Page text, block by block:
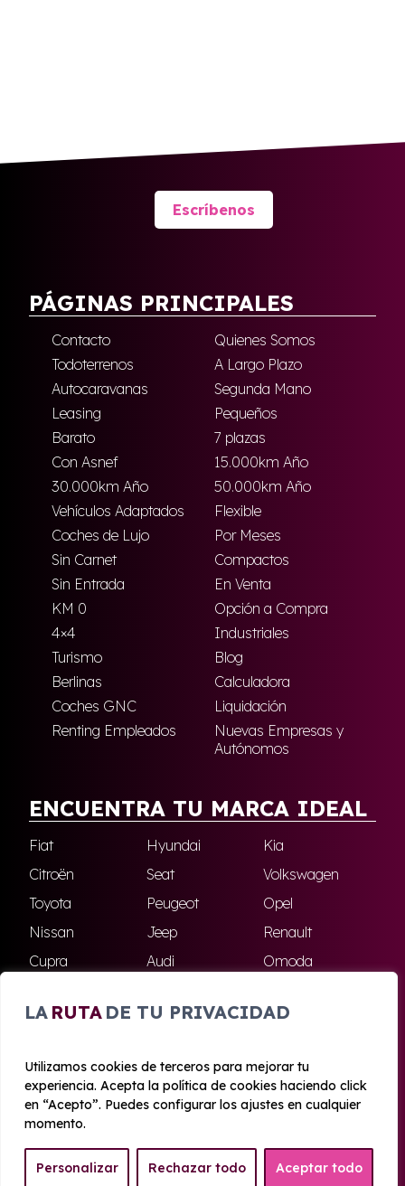
LA RUTA DE TU PRIVACIDAD
Utilizamos cookies de terceros para mejorar tu
experiencia. Acepta la política de cookies haciendo click
en “Acepto”. Puedes configurar los ajustes en cualquier
momento.
Personalizar Rechazar todo Aceptar todo
Escríbenos
PÁGINAS PRINCIPALES
Contacto
Quienes Somos
Todoterrenos
A Largo Plazo
Autocaravanas
Segunda Mano
Leasing
Pequeños
Barato
7 plazas
Con Asnef
15.000km Año
30.000km Año
50.000km Año
Vehículos Adaptados
Flexible
Coches de Lujo
Por Meses
Sin Carnet
Compactos
Sin Entrada
En Venta
KM 0
Opción a Compra
4×4
Industriales
Turismo
Blog
Berlinas
Calculadora
Coches GNC
Liquidación
Renting Empleados
Nuevas Empresas y
Autónomos
ENCUENTRA TU MARCA IDEAL
Fiat Hyundai
Kia
Citroën
Seat
Volkswagen
Toyota
Peugeot
Opel
Nissan
Jeep
Renault
Cupra
Audi
Omoda
Skoda
Ford Todas las marcas
© 2020 - 2026 Azahara Renting
Aviso legal y Privacidad